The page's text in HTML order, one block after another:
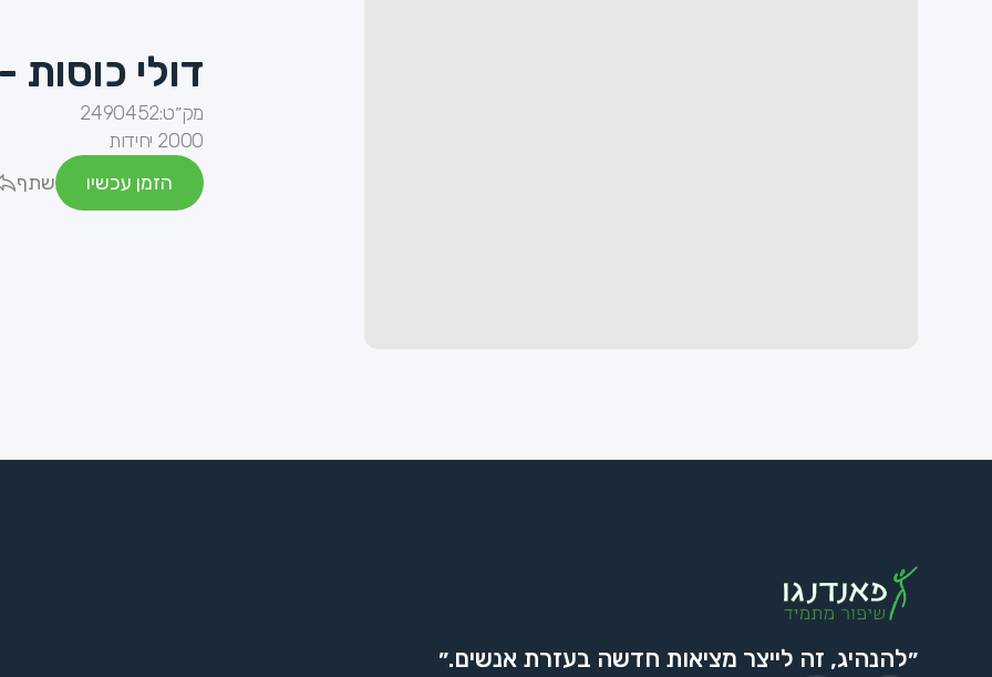
דולי כוסות - 9 ס"מ - תחרה
מק״ט:2490452
2000 יחידות
הזמן עכשיו
שתף
״להנהיג, זה לייצר מציאות חדשה בעזרת אנשים.״